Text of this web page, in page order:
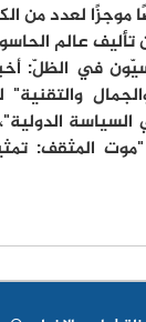
لعدد من
تأليف عالم
في الظلّ:
المثقف: